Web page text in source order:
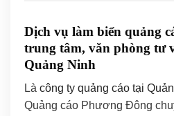
Dịch vụ làm biển quảng
trung tâm, văn phòng tư
Quảng Ninh
Là công ty quảng cáo tại
Quảng cáo Phương Đông